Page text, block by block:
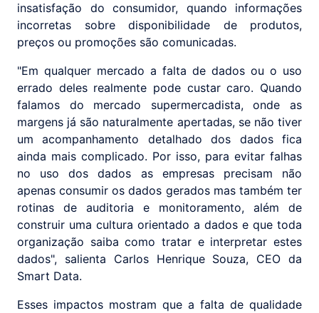
insatisfação do consumidor, quando informações
incorretas sobre disponibilidade de produtos,
preços ou promoções são comunicadas.
"Em qualquer mercado a falta de dados ou o uso
errado deles realmente pode custar caro. Quando
falamos do mercado supermercadista, onde as
margens já são naturalmente apertadas, se não tiver
um acompanhamento detalhado dos dados fica
ainda mais complicado. Por isso, para evitar falhas
no uso dos dados as empresas precisam não
apenas consumir os dados gerados mas também ter
rotinas de auditoria e monitoramento, além de
construir uma cultura orientado a dados e que toda
organização saiba como tratar e interpretar estes
dados", salienta Carlos Henrique Souza, CEO da
Smart Data.
Esses impactos mostram que a falta de qualidade